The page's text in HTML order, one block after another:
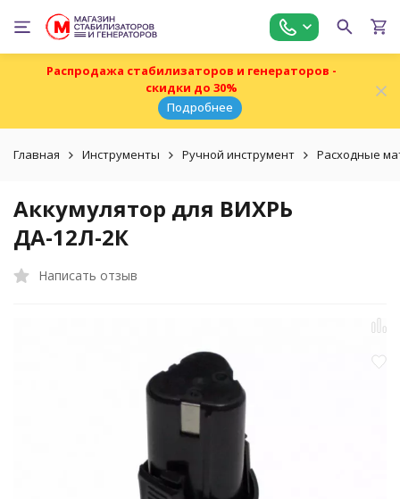
Распродажа стабилизаторов и генераторов -
скидки до 30%
Подробнее
Главная Инструменты Ручной инструмент Расходные
Аккумулятор для ВИХРЬ
ДА-12Л-2К
Написать отзыв